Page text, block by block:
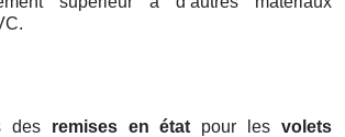
des remises en état pour les volets